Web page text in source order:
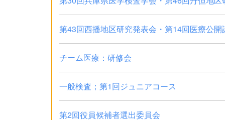
第43回西播地区研究発表会・第14回医療公開
チーム医療：研修会
一般検査；第1回ジュニアコース
第2回役員候補者選出委員会